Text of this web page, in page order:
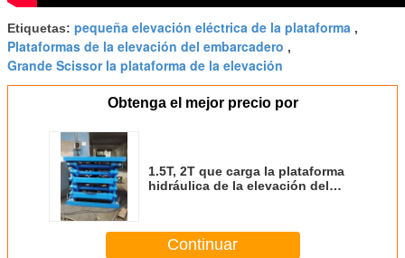
Etiquetas: pequeña elevación eléctrica de la plataforma ,
Plataformas de la elevación del embarcadero ,
Grande Scissor la plataforma de la elevación
Obtenga el mejor precio por
1.5T, 2T que carga la plataforma
hidráulica de la elevación del
en el eje
Continuar